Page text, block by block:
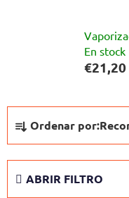
En stock
€21,20
a
Ordenar por:
ABRIR FILTRO